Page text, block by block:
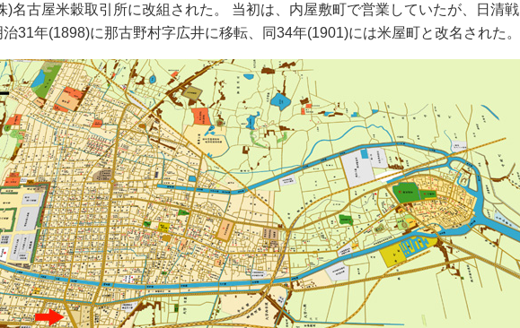
)名古屋米穀取引所に改組された。 当初は、内屋敷町で営業していたが、日清戦
31年(1898)に那古野村字広井に移転、同34年(1901)には米屋町と改名された。